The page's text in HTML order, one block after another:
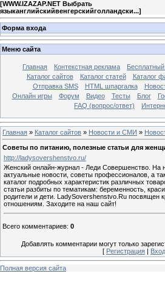
[WWW.IZAZAP.NET Выбрать
языканглийскийвенгерскийголландски...]
Форма входа
Меню сайта
Главная Контекстная реклама Бесплатный
Каталог сайтов
Каталог статей Каталог
Отправка SMS
HTML шпаргалка
Онлайн игры
Форум Видео Тесты Блог
FAQ (вопрос/ответ)
Главная » Каталог сайтов » Новости и СМИ »
Советы по питанию, полезные статьи для
http://ladysovershenstvo.ru/
Женский онлайн-журнал - Леди Совершенство.
актуальные новости, советы профессионалов, а
каталог подробных характеристик различных
статьи разбиты по тематикам: беременность,
родители и дети. LadySovershenstvo.Ru посвящен
отношениям. Заходите на наш сайт!
Всего комментариев: 0
Добавлять комментарии могут только
[ Регистрация | Вход
Полная версия сайта